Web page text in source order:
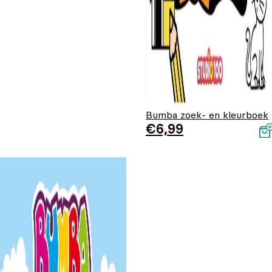
Bumba zoek- en kleurboek
€6,99